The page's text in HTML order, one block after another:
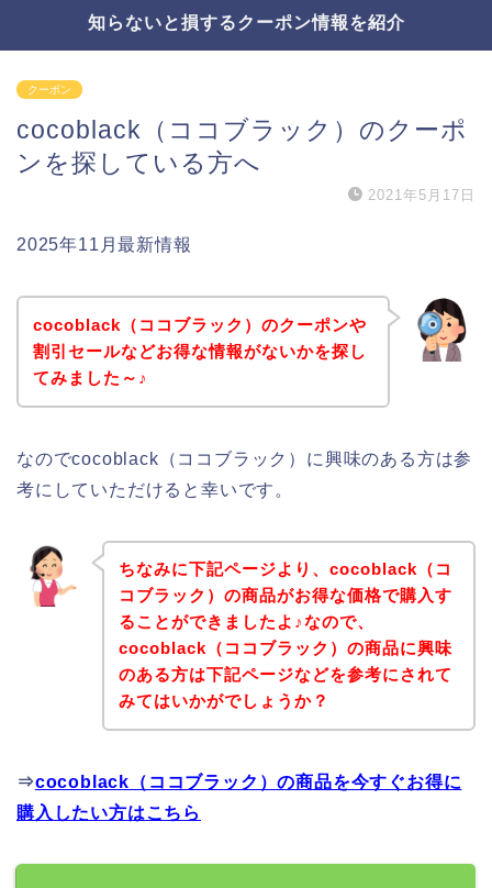
知らないと損するクーポン情報を紹介
クーポン
cocoblack（ココブラック）のクーポ
ンを探している方へ
2021年5月17日
2025年11月最新情報
cocoblack（ココブラック）のクーポンや
割引セールなどお得な情報がないかを探し
てみました～♪
なのでcocoblack（ココブラック）に興味のある方は参
考にしていただけると幸いです。
ちなみに下記ページより、cocoblack（コ
コブラック）の商品がお得な価格で購入す
ることができましたよ♪なので、
cocoblack（ココブラック）の商品に興味
のある方は下記ページなどを参考にされて
みてはいかがでしょうか？
⇒cocoblack（ココブラック）の商品を今すぐお得に
購入したい方はこちら